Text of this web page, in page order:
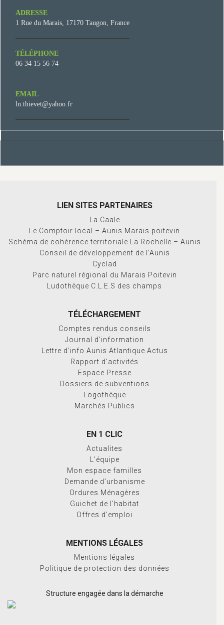
ADRESSE
1 Rue du Marais, 17170 Taugon, France
TÉLÉPHONE
06 34 15 56 74
EMAIL
ln.thievet@yahoo.fr
LIEN SITES PARTENAIRES
La Caale
Le Comptoir local – Aunis Marais poitevin
Schéma de cohérence territoriale La Rochelle – Aunis
Conseil de développement de l’Aunis
Cyclad
Parc naturel régional du Marais Poitevin
Ludothèque C.L.E.S des champs
TÉLÉCHARGEMENT
Comptes rendus conseils
Journal d’information
Lettre d’info Aunis Atlantique Actus
Rapport d’activités
Espace Presse
Dossiers de subventions
Logothèque
Marchés Publics
EN 1 CLIC
Actualites
L’équipe
Mon espace familles
Demande d’urbanisme
Ordures Ménagères
Guichet de l’habitat
Offres d’emploi
MENTIONS LÉGALES
Mentions légales
Politique de protection des données
Structure engagée dans la démarche